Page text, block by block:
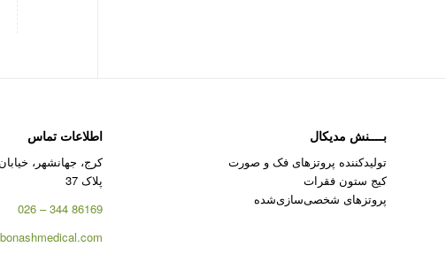
بــــنش مدیکال
تولیدکننده پروتزهای فک و صورت
کیج ستون فقرات
پروتزهای شخصی‌سازی‌شده
اطلاعات تماس
کرج، جهانشهر،
پلاک 37
86169 344 – 026